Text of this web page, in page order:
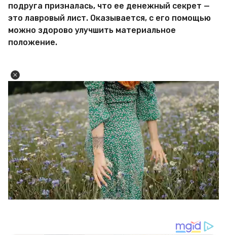
подруга призналась, что ее денежный секрет —
это лавровый лист. Оказывается, с его помощью
можно здорово улучшить материальное
положение.